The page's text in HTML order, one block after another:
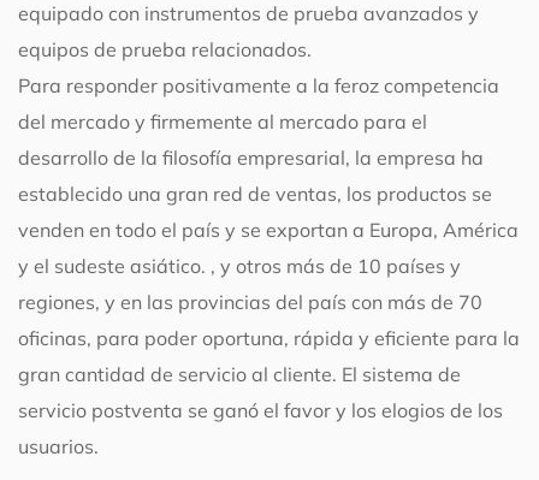
equipado con instrumentos de prueba avanzados y
equipos de prueba relacionados.
Para responder positivamente a la feroz competencia
del mercado y firmemente al mercado para el
desarrollo de la filosofía empresarial, la empresa ha
establecido una gran red de ventas, los productos se
venden en todo el país y se exportan a Europa, América
y el sudeste asiático. , y otros más de 10 países y
regiones, y en las provincias del país con más de 70
oficinas, para poder oportuna, rápida y eficiente para la
gran cantidad de servicio al cliente. El sistema de
servicio postventa se ganó el favor y los elogios de los
usuarios.